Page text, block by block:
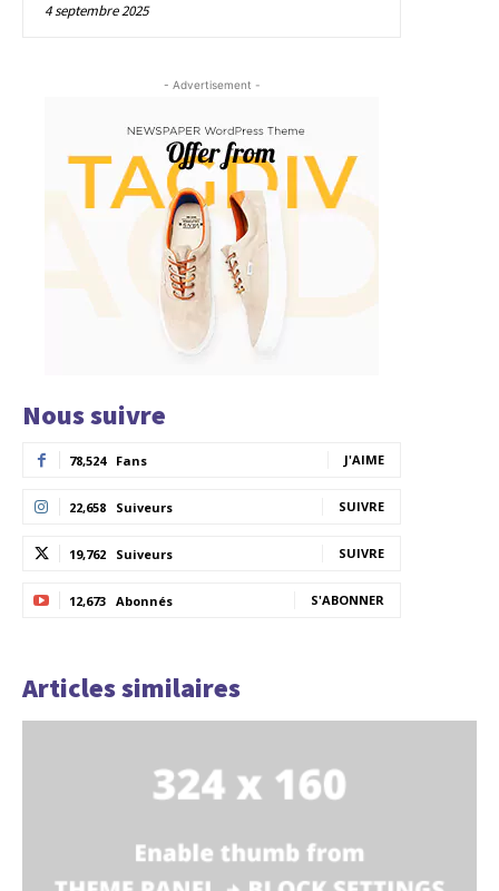
4 septembre 2025
- Advertisement -
Nous suivre
78,524 Fans J'AIME
22,658 Suiveurs SUIVRE
19,762 Suiveurs SUIVRE
12,673 Abonnés S'ABONNER
Articles similaires